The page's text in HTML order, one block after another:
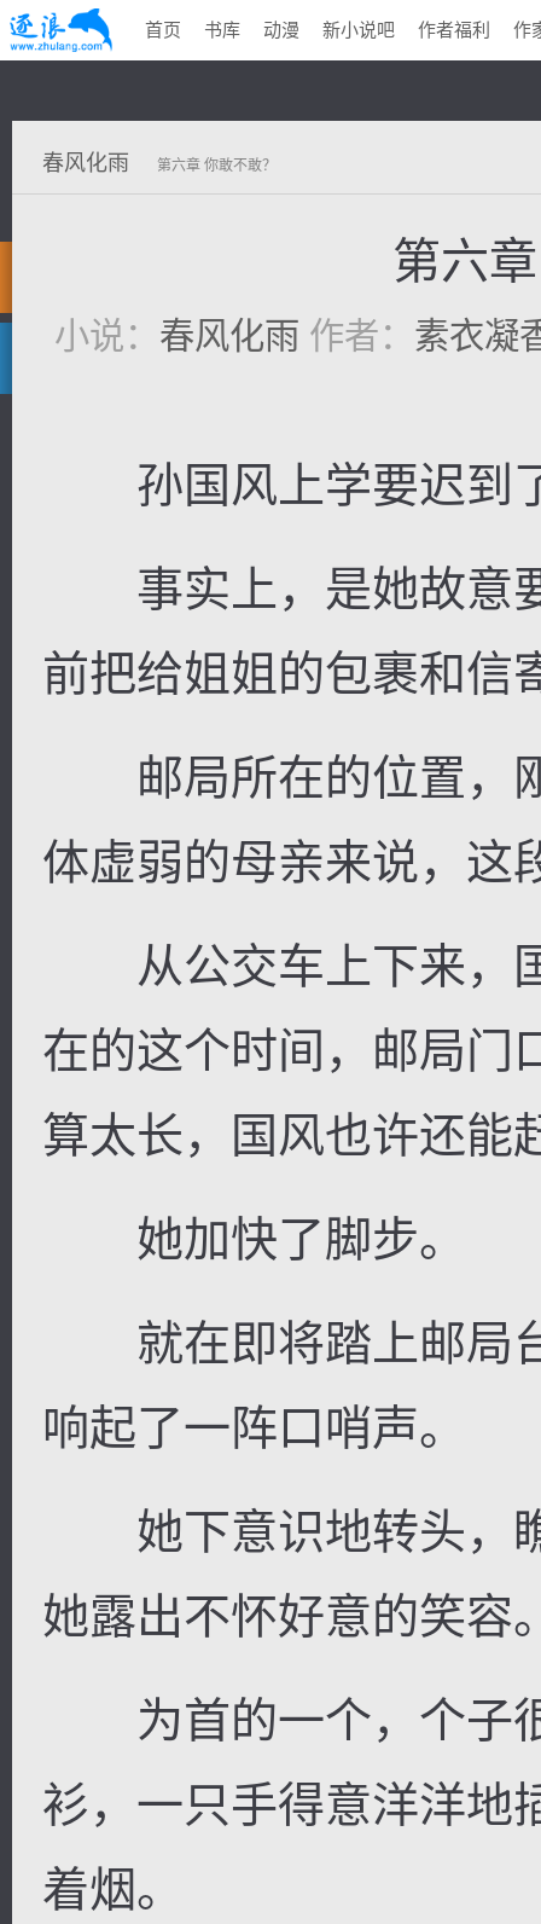
首页 书库 动漫 新小说吧 作者福利 作
春风化雨 第六章 你敢不敢？
第六
小说： 春风化雨 作者： 素衣凝
孙国风上学要迟到
事实上，是她故意
前把给姐姐的包裹和信
邮局所在的位置，
体虚弱的母亲来说，这
从公交车上下来，
在的这个时间，邮局门
算太长，国风也许还能
她加快了脚步。
就在即将踏上邮局
响起了一阵口哨声。
她下意识地转头，
她露出不怀好意的笑容
为首的一个，个子
衫，一只手得意洋洋地
着烟。